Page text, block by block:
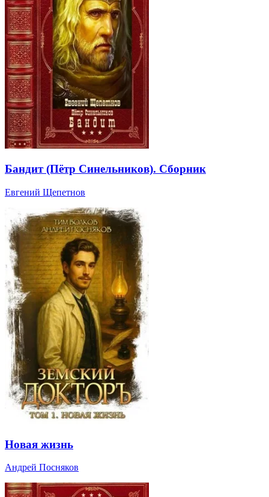
Бандит (Пётр Синельников). Сборник
Евгений Щепетнов
Новая жизнь
Андрей Посняков